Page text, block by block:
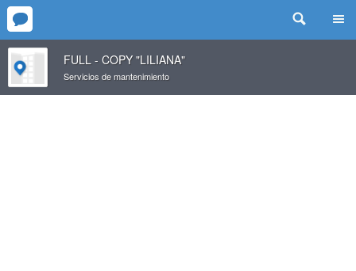
FULL - COPY "LILIANA"
Servicios de mantenimiento